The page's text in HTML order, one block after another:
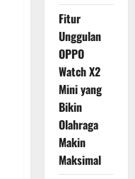
Fitur
Unggulan
OPPO
Watch X2
Mini yang
Bikin
Olahraga
Makin
Maksimal